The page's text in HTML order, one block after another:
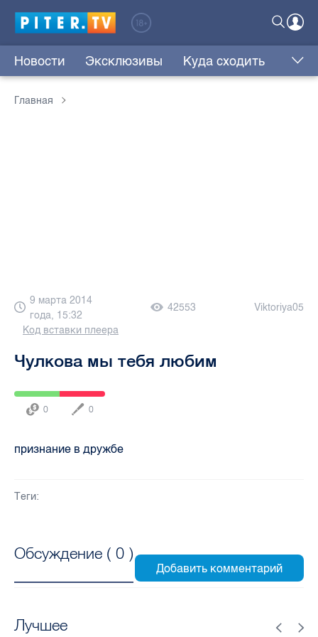
Новости Эксклюзивы Куда сходить
Главная
9 марта 2014
года, 15:32
42553
Viktoriya05
Код вставки плеера
Чулкова мы тебя любим
0 0
признание в дружбе
Теги:
Обсуждение ( 0 )
Лучшее